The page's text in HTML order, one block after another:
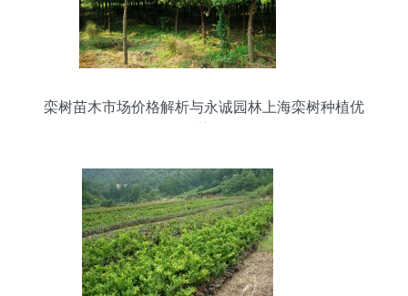
栾树苗木市场价格解析与永诚园林上海栾树种植优